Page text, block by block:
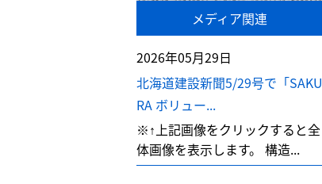
メディア関連
2026年05月29日
北海道建設新聞5/29号で「SAKU
RA ボリュー...
※↑上記画像をクリックすると全
体画像を表示します。 構造...